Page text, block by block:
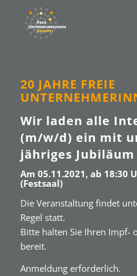
20 JAHRE FREIE
Wir laden alle
(m/w/d) ein mit
jähriges
Am 05.11.2021, ab 18:30
(Festsaal)
Die Veranstaltung findet
Regel statt.
Bitte halten Sie Ihren Impf-
bereit.
Anmeldung erforderlich.